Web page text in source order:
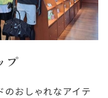
プ
のおしゃれなアイテ